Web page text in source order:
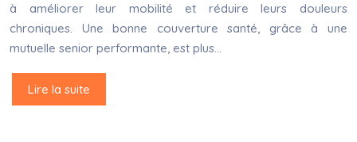
à améliorer leur mobilité et réduire leurs douleurs
chroniques. Une bonne couverture santé, grâce à une
mutuelle senior performante, est plus…
Lire la suite